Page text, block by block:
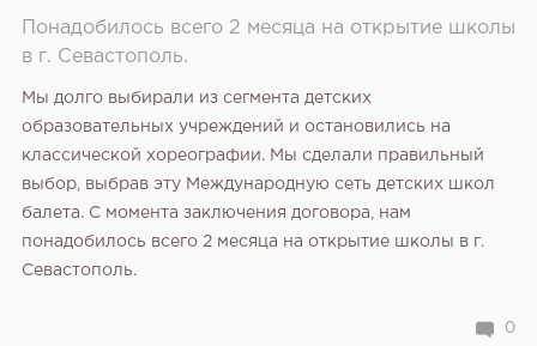
Понадобилось всего 2 месяца на открытие школы
в г. Севастополь.
Мы долго выбирали из сегмента детских
образовательных учреждений и остановились на
классической хореографии. Мы сделали правильный
выбор, выбрав эту Международную сеть детских школ
балета. С момента заключения договора, нам
понадобилось всего 2 месяца на открытие школы в г.
Севастополь.
0